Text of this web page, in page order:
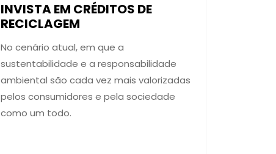
INVISTA EM CRÉDITOS DE
RECICLAGEM
No cenário atual, em que a
sustentabilidade e a responsabilidade
ambiental são cada vez mais valorizadas
pelos consumidores e pela sociedade
como um todo.